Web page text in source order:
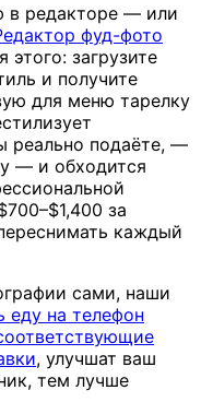
в редакторе — или
фуд-фото
этого: загрузите
и получите
для меню тарелку
реально подаёте, —
— и обходится
за
каждый
сами, наши
еду на телефон
, улучшат ваш
тем лучше